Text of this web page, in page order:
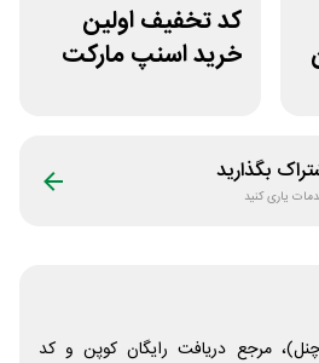
کد تخفیف اولین
خرید اسنپ مارکت
بگذارید
یاری کنید
مرجع دریافت رایگان کوپن و کد